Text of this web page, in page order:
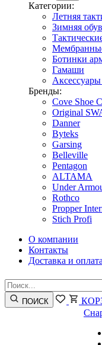
Категории:
Летняя
Зимняя
Ботинки
Гамаши
Аксессуары
Бренды:
Cove Shoe
Original
Danner
Byteks
Garsing
Belleville
Pentagon
ALTAMA
Under
Rothco
Propper
Stich Profi
О компании
Контакты
Доставка и оплата
ПОИСК